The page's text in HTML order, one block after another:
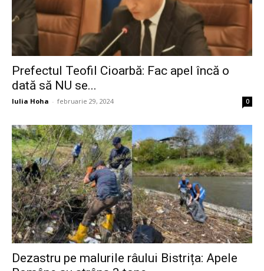
Prefectul Teofil Cioarbă: Fac apel încă o
dată să NU se...
Iulia Hoha - februarie 29, 2024 0
Dezastru pe malurile râului Bistrița: Apele